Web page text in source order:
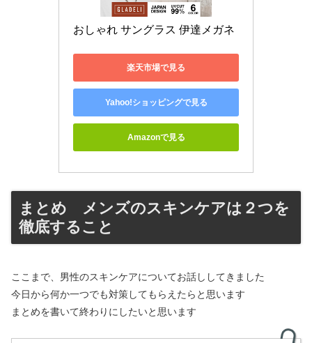
おしゃれ サングラス 伊達メガネ
楽天市場で見る
Yahoo!ショッピングで見る
Amazonで見る
まとめ メンズのスキンケアは２つを
徹底すること
ここまで、男性のスキンケアについてお話ししてきました
今日から何か一つでも対策してもらえたらと思います
まとめを書いて終わりにしたいと思います